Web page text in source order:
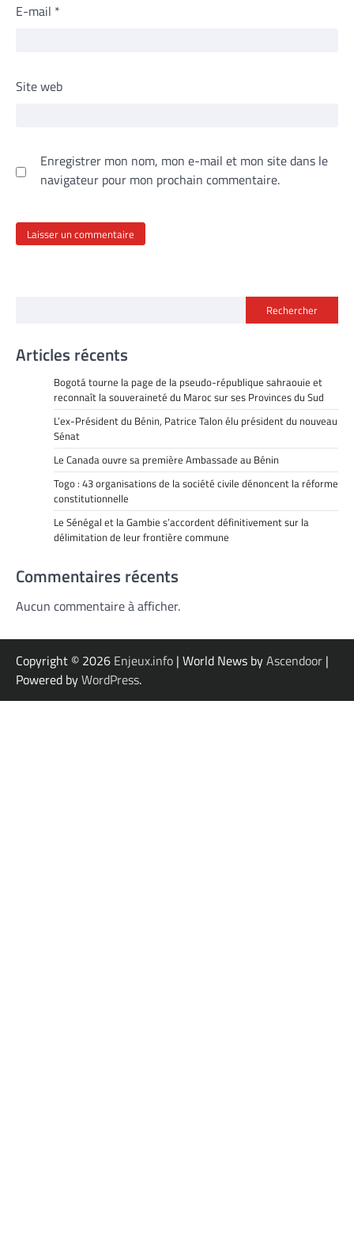
E-mail *
Site web
Enregistrer mon nom, mon e-mail et mon site dans le
navigateur pour mon prochain commentaire.
Rechercher
Articles récents
Bogotá tourne la page de la pseudo-république sahraouie et
reconnaît la souveraineté du Maroc sur ses Provinces du Sud
L’ex-Président du Bénin, Patrice Talon élu président du nouveau
Sénat
Le Canada ouvre sa première Ambassade au Bénin
Togo : 43 organisations de la société civile dénoncent la réforme
constitutionnelle
Le Sénégal et la Gambie s’accordent définitivement sur la
délimitation de leur frontière commune
Commentaires récents
Aucun commentaire à afficher.
Copyright © 2026 Enjeux.info | World News byAscendoor |
Powered byWordPress.